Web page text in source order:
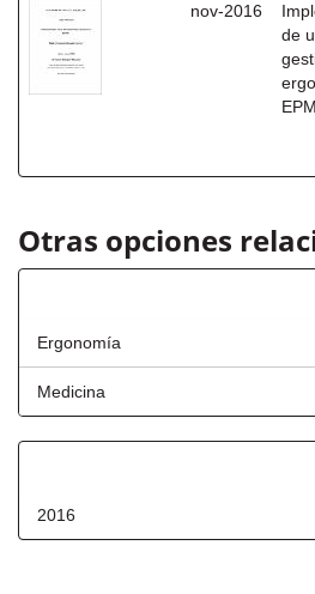
nov-2016
de
Otras opciones
Ergonomía
Medicina
2016